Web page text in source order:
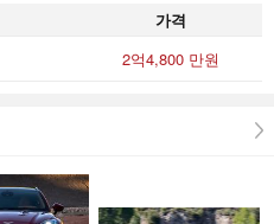
가격
2억4,800 만원